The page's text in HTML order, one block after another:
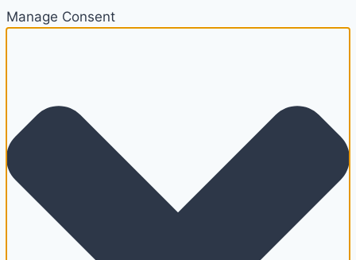
Manage Consent